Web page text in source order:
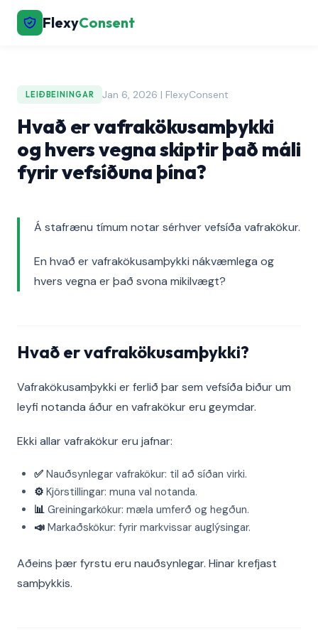
FlexyConsent
LEIÐBEININGAR Jan 6, 2026 | FlexyConsent
Hvað er vafrakökusamþykki
og hvers vegna skiptir það máli
fyrir vefsíðuna þína?
Á stafrænu tímum notar sérhver vefsíða vafrakökur.
En hvað er vafrakökusamþykki nákvæmlega og
hvers vegna er það svona mikilvægt?
Hvað er vafrakökusamþykki?
Vafrakökusamþykki er ferlið þar sem vefsíða biður um
leyfi notanda áður en vafrakökur eru geymdar.
Ekki allar vafrakökur eru jafnar:
✅ Nauðsynlegar vafrakökur: til að síðan virki.
⚙️ Kjörstillingar: muna val notanda.
📊 Greiningarkökur: mæla umferð og hegðun.
📣 Markaðskökur: fyrir markvissar auglýsingar.
Aðeins þær fyrstu eru nauðsynlegar. Hinar krefjast
samþykkis.